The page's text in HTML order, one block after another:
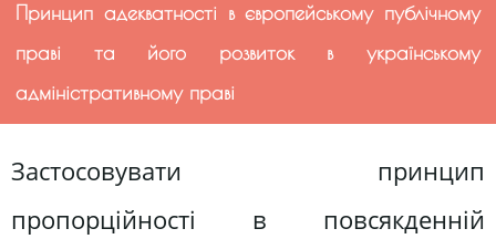
Принцип адекватності в європейському публічному
праві та його розвиток в українському
адміністративному праві
Застосовувати принцип
пропорційності в повсякденній